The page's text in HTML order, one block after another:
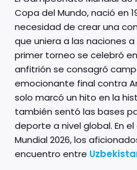
Copa del Mundo, nació en
necesidad de crear una
que uniera a las naciones
primer torneo se celebró
anfitrión se consagró
emocionante final contra
solo marcó un hito en la
también sentó las bases
deporte a nivel global. En
Mundial 2026, los
encuentro entre